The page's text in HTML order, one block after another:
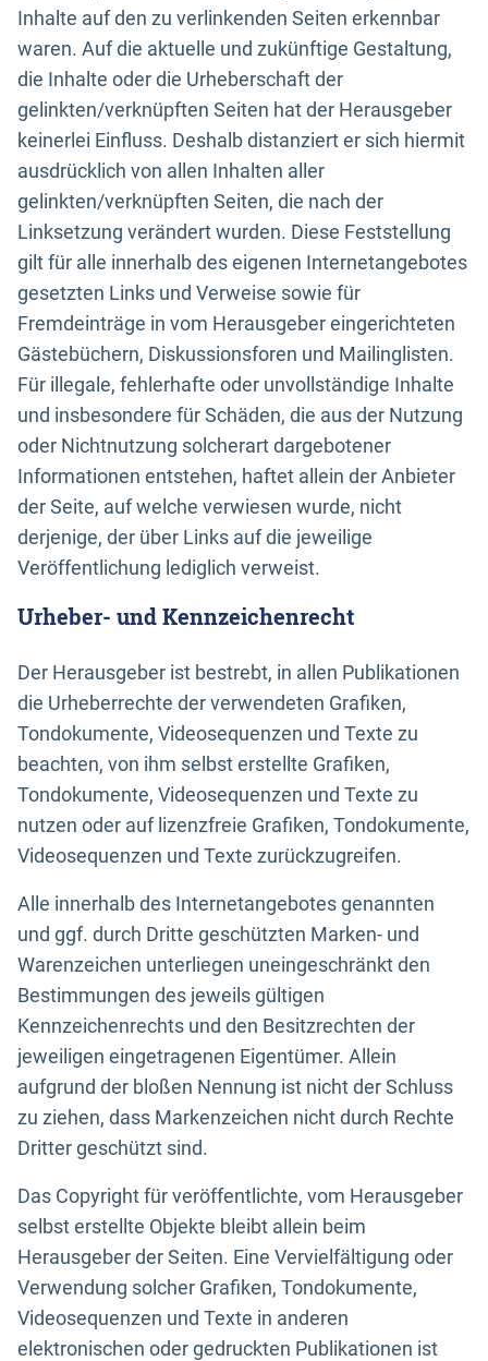
Inhalte auf den zu verlinkenden Seiten erkennbar
waren. Auf die aktuelle und zukünftige Gestaltung,
die Inhalte oder die Urheberschaft der
gelinkten/verknüpften Seiten hat der Herausgeber
keinerlei Einfluss. Deshalb distanziert er sich hiermit
ausdrücklich von allen Inhalten aller
gelinkten/verknüpften Seiten, die nach der
Linksetzung verändert wurden. Diese Feststellung
gilt für alle innerhalb des eigenen Internetangebotes
gesetzten Links und Verweise sowie für
Fremdeinträge in vom Herausgeber eingerichteten
Gästebüchern, Diskussionsforen und Mailinglisten.
Für illegale, fehlerhafte oder unvollständige Inhalte
und insbesondere für Schäden, die aus der Nutzung
oder Nichtnutzung solcherart dargebotener
Informationen entstehen, haftet allein der Anbieter
der Seite, auf welche verwiesen wurde, nicht
derjenige, der über Links auf die jeweilige
Veröffentlichung lediglich verweist.
Urheber- und Kennzeichenrecht
Der Herausgeber ist bestrebt, in allen Publikationen
die Urheberrechte der verwendeten Grafiken,
Tondokumente, Videosequenzen und Texte zu
beachten, von ihm selbst erstellte Grafiken,
Tondokumente, Videosequenzen und Texte zu
nutzen oder auf lizenzfreie Grafiken, Tondokumente,
Videosequenzen und Texte zurückzugreifen.
Alle innerhalb des Internetangebotes genannten
und ggf. durch Dritte geschützten Marken- und
Warenzeichen unterliegen uneingeschränkt den
Bestimmungen des jeweils gültigen
Kennzeichenrechts und den Besitzrechten der
jeweiligen eingetragenen Eigentümer. Allein
aufgrund der bloßen Nennung ist nicht der Schluss
zu ziehen, dass Markenzeichen nicht durch Rechte
Dritter geschützt sind.
Das Copyright für veröffentlichte, vom Herausgeber
selbst erstellte Objekte bleibt allein beim
Herausgeber der Seiten. Eine Vervielfältigung oder
Verwendung solcher Grafiken, Tondokumente,
Videosequenzen und Texte in anderen
elektronischen oder gedruckten Publikationen ist